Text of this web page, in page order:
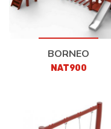
BORNEO
NAT900